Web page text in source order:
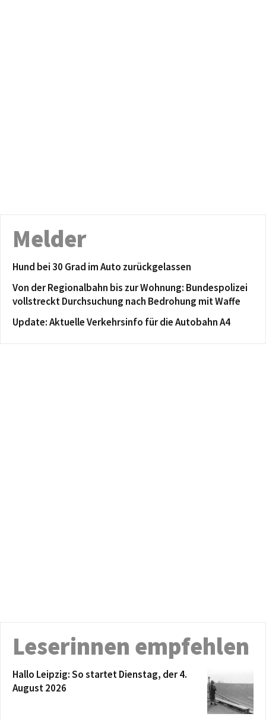
Melder
Hund bei 30 Grad im Auto zurückgelassen
Von der Regionalbahn bis zur Wohnung: Bundespolizei
vollstreckt Durchsuchung nach Bedrohung mit Waffe
Update: Aktuelle Verkehrsinfo für die Autobahn A4
Leserinnen empfehlen
Hallo Leipzig: So startet Dienstag, der 4.
August 2026